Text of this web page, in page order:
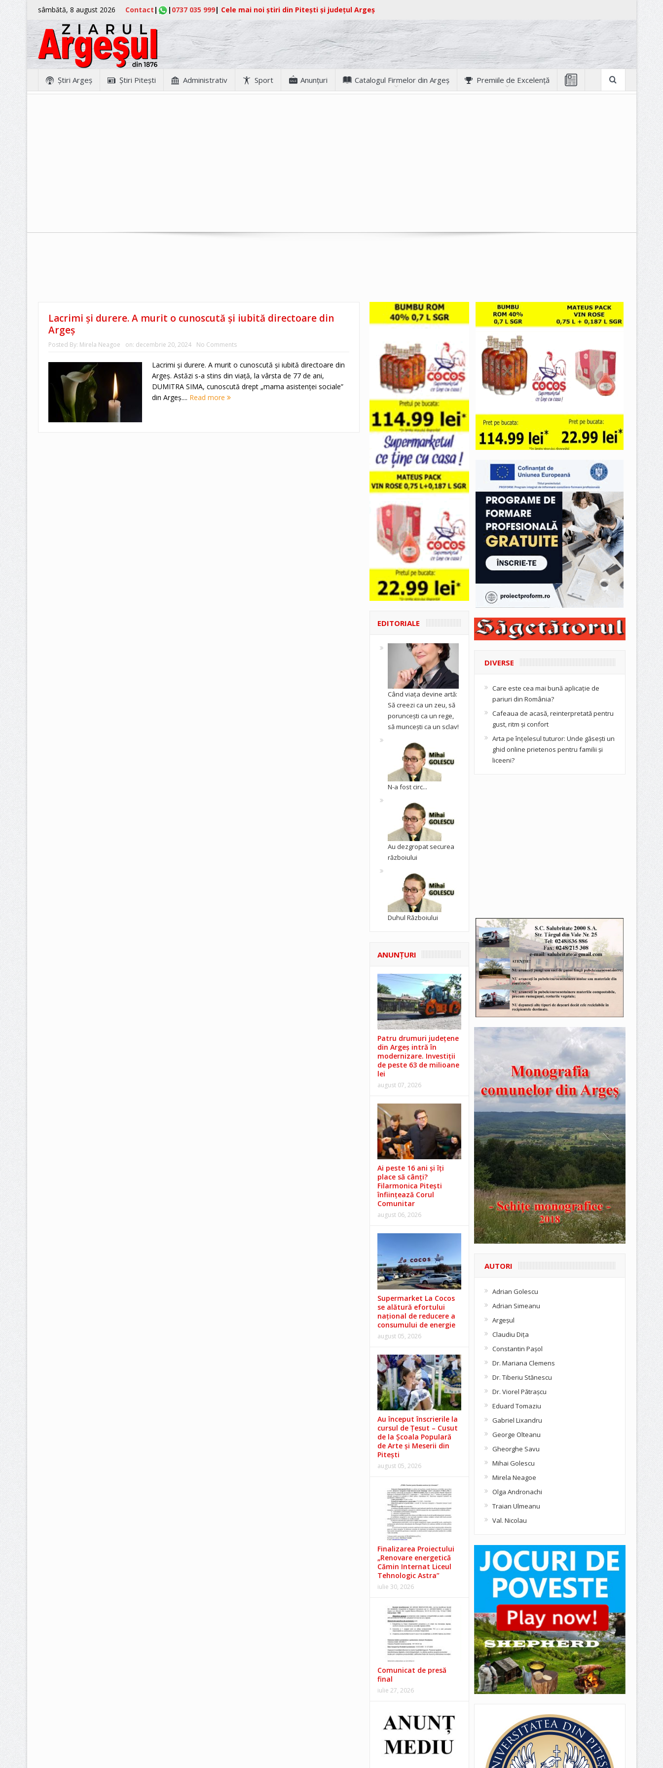
sâmbătă, 8 august 2026 Contact | | 0737 035 999| Cele mai noi știri din Pitești și județul Argeș
Ştiri Argeş Ştiri Piteşti Administrativ Sport Anunţuri Catalogul Firmelor din Argeș Premiile de Excelență
Lacrimi și durere. A murit o cunoscută și iubită directoare din
Argeș
Posted By: Mirela Neagoe on: decembrie 20, 2024 No Comments
Lacrimi și durere. A murit o cunoscută și iubită directoare din
Argeș. Astăzi s-a stins din viață, la vârsta de 77 de ani,
DUMITRA SIMA, cunoscută drept „mama asistenței sociale”
din Argeș.... Read more
EDITORIALE
Când viața devine artă:
Să creezi ca un zeu, să
poruncești ca un rege,
să muncești ca un sclav!
N-a fost circ...
Au dezgropat securea
războiului
Duhul Războiului
ANUNŢURI
Patru drumuri județene
din Argeș intră în
modernizare. Investiții
de peste 63 de milioane
lei
august 07, 2026
Ai peste 16 ani și îți
place să cânți?
Filarmonica Pitești
înființează Corul
Comunitar
august 06, 2026
Supermarket La Cocos
se alătură efortului
național de reducere a
consumului de energie
august 05, 2026
Au început înscrierile la
cursul de Țesut – Cusut
de la Școala Populară
de Arte și Meserii din
Pitești
august 05, 2026
Finalizarea Proiectului
„Renovare energetică
Cămin Internat Liceul
Tehnologic Astra”
iulie 30, 2026
Comunicat de presă
final
iulie 27, 2026
DIVERSE
Care este cea mai bună aplicație de
pariuri din România?
Cafeaua de acasă, reinterpretată pentru
gust, ritm și confort
Arta pe înțelesul tuturor: Unde găsești un
ghid online prietenos pentru familii și
liceeni?
AUTORI
Adrian Golescu
Adrian Simeanu
Argeşul
Claudiu Diţa
Constantin Pașol
Dr. Mariana Clemens
Dr. Tiberiu Stănescu
Dr. Viorel Pătraşcu
Eduard Tomaziu
Gabriel Lixandru
George Olteanu
Gheorghe Savu
Mihai Golescu
Mirela Neagoe
Olga Andronachi
Traian Ulmeanu
Val. Nicolau